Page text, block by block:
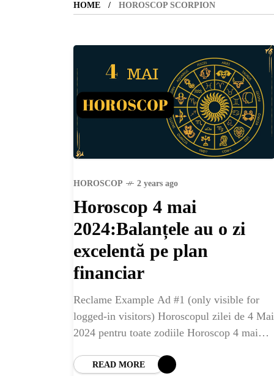
HOME HOROSCOP SCORPION
HOROSCOP 2 years ago
Horoscop 4 mai
2024:Balanțele au o zi
excelentă pe plan
financiar
Reclame Example Ad #1 (only visible for
logged-in visitors) Horoscopul zilei de 4 Mai
2024 pentru toate zodiile Horoscop 4 mai
vor surâde
READ MORE